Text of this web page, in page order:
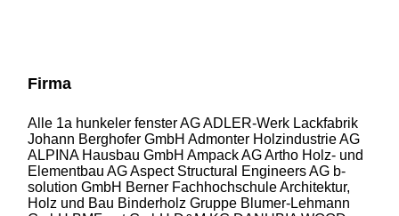
Firma
Alle 1a hunkeler fenster AGADLER-Werk Lackfabrik
Johann Berghofer GmbH Admonter Holzindustrie AG
ALPINA Hausbau GmbHAmpack AGArtho Holz- und
Elementbau AGAspect Structural Engineers AG b-
solution GmbH Berner Fachhochschule Architektur,
Holz und Bau Binderholz Gruppe Blumer-Lehmann